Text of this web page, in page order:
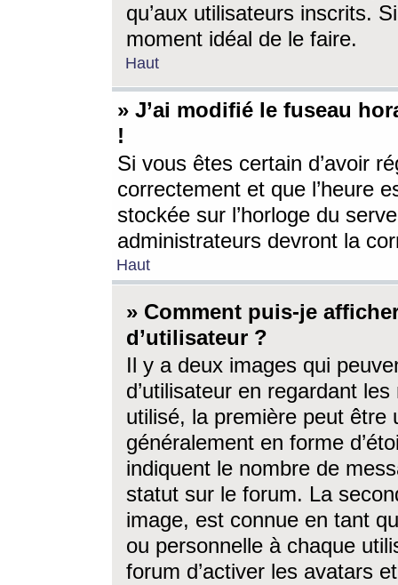
qu’aux utilisateurs inscrits.
moment idéal de le faire.
Haut
» J’ai modifié le fuseau
!
Si vous êtes certain d’avoir
correctement et que l’heure
stockée sur l’horloge du
administrateurs devront la
Haut
» Comment puis-je
d’utilisateur ?
Il y a deux images qui
d’utilisateur en regardant
utilisé, la première peut être
généralement en forme
indiquent le nombre de
statut sur le forum. La
image, est connue en tant
ou personnelle à chaque
forum d’activer les avatars